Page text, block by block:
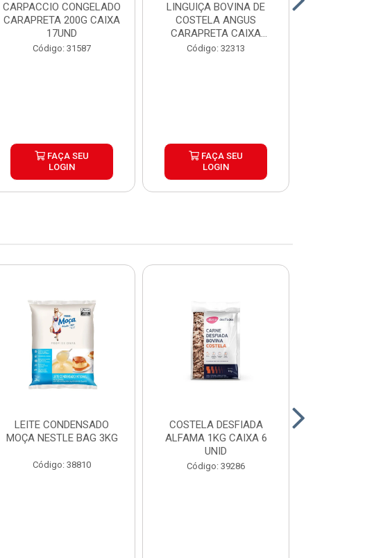
CARPACCIO CONGELADO
CARAPRETA 200G CAIXA
17UND
Código: 31587
FAÇA SEU
LOGIN
LINGUIÇA BOVINA DE
COSTELA ANGUS
CARAPRETA CAIXA
24X300G
Código: 32313
FAÇA SEU
LOGIN
LEITE CONDENSADO
MOÇA NESTLE BAG 3KG
Código: 38810
COSTELA DESFIADA
ALFAMA 1KG CAIXA 6
UNID
Código: 39286